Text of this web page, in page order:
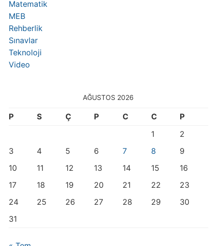
Matematik
MEB
Rehberlik
Sınavlar
Teknoloji
Video
AĞUSTOS 2026
P S Ç P C C
P
1
2
3
4 5 6 7 8
9
10
11 12 13 14 15
16
17
18 19 20 21 22
23
24
25 26 27 28 29
30
31